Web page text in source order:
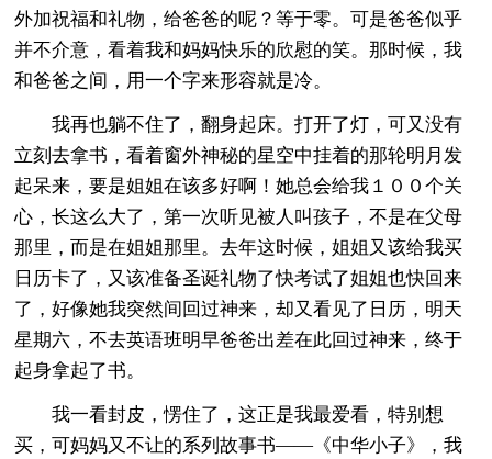
外加祝福和礼物，给爸爸的呢？等于零。可是爸爸似乎
并不介意，看着我和妈妈快乐的欣慰的笑。那时候，我
和爸爸之间，用一个字来形容就是冷。
我再也躺不住了，翻身起床。打开了灯，可又没有
立刻去拿书，看着窗外神秘的星空中挂着的那轮明月发
起呆来，要是姐姐在该多好啊！她总会给我１００个关
心，长这么大了，第一次听见被人叫孩子，不是在父母
那里，而是在姐姐那里。去年这时候，姐姐又该给我买
日历卡了，又该准备圣诞礼物了快考试了姐姐也快回来
了，好像她我突然间回过神来，却又看见了日历，明天
星期六，不去英语班明早爸爸出差在此回过神来，终于
起身拿起了书。
我一看封皮，愣住了，这正是我最爱看，特别想
买，可妈妈又不让的系列故事书——《中华小子》，我